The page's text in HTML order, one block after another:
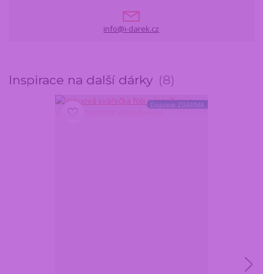
info@i-darek.cz
Inspirace na další dárky 8
Doprava ZDARMA